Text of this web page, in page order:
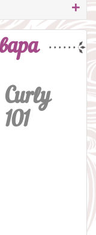
Curly
101